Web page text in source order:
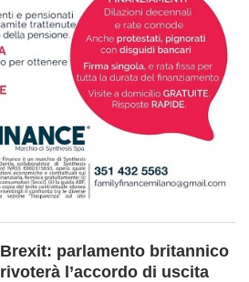
Brexit: parlamento britannico
rivoterà l’accordo di uscita